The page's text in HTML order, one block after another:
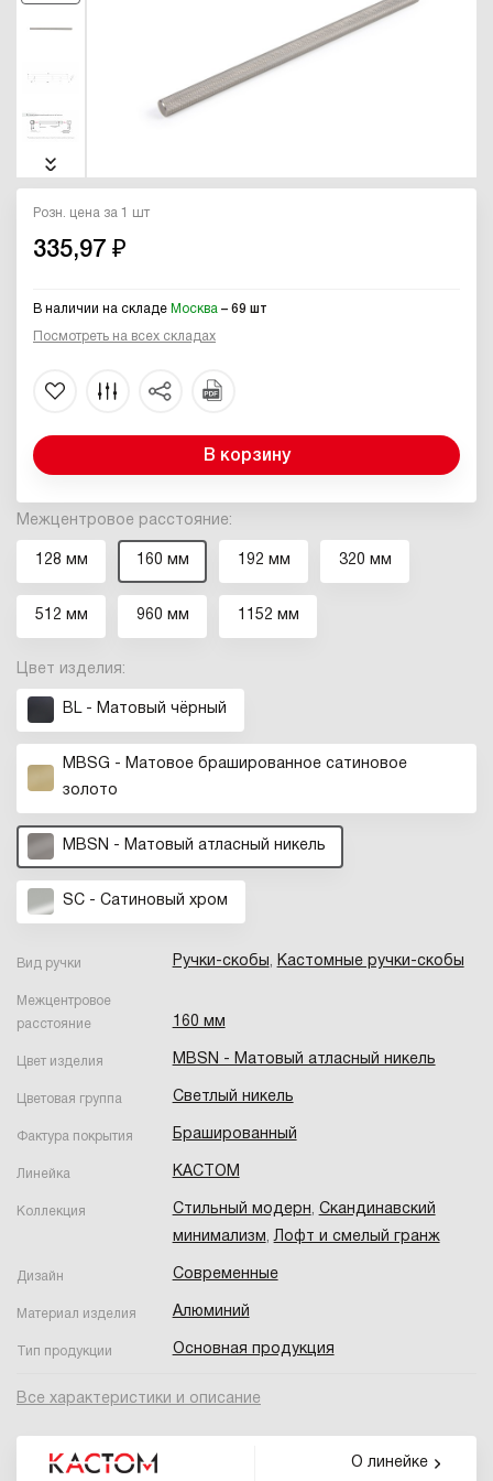
Межцентровое расстояние:
128 мм 160 мм 192 мм 320 мм
512 мм 960 мм 1152 мм
Цвет изделия:
BL - Матовый чёрный
MBSG - Матовое брашированное сатиновое
золото
MBSN - Матовый атласный никель
SC - Сатиновый хром
Вид ручки Ручки-скобы, Кастомные ручки-скобы
Межцентровое
расстояние
160 мм
Цвет изделия MBSN - Матовый атласный никель
Цветовая группа Светлый никель
Фактура покрытия Брашированный
Линейка КАСТОМ
Коллекция Стильный модерн, Скандинавский
минимализм,Лофт и смелый гранж
Дизайн Современные
Материал изделия Алюминий
Тип продукции Основная продукция
Все характеристики и описание
О линейке
Розн. цена за 1 шт
335,97 ₽
В наличии на складе Москва – 69 шт
Посмотреть на всех складах
В корзину